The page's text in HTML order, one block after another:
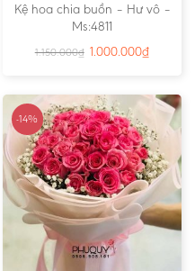
Kệ hoa chia buồn – Hư vô –
Ms:4811
1.150.000₫ 1.000.000₫
-14%